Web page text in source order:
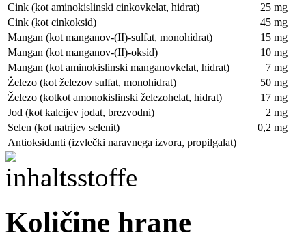
Cink (kot aminokislinski cinkovkelat, hidrat)
25 mg
Cink (kot cinkoksid)
45 mg
Mangan (kot manganov-(II)-sulfat, monohidrat)
15 mg
Mangan (kot manganov-(II)-oksid)
10 mg
Mangan (kot aminokislinski manganovkelat, hidrat)
7 mg
Železo (kot železov sulfat, monohidrat)
50 mg
Železo (kotkot amonokislinski železohelat, hidrat)
17 mg
Jod (kot kalcijev jodat, brezvodni)
2 mg
Selen (kot natrijev selenit)
0,2 mg
Antioksidanti (izvlečki naravnega izvora, propilgalat)
Količine hrane